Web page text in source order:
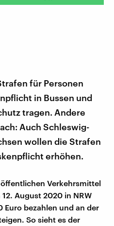
für Personen
in Bussen und
tragen. Andere
Auch Schleswig-
wollen die Strafen
erhöhen.
Verkehrsmittel
August 2020 in NRW
Euro bezahlen und an der
So sieht es der